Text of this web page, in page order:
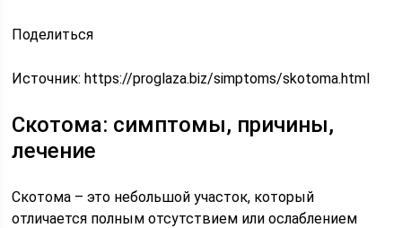
Поделиться
Источник:https://proglaza.biz/simptoms/skotoma.html
Скотома: симптомы, причины,
лечение
Скотома – это небольшой участок, который
отличается полным отсутствием или ослаблением